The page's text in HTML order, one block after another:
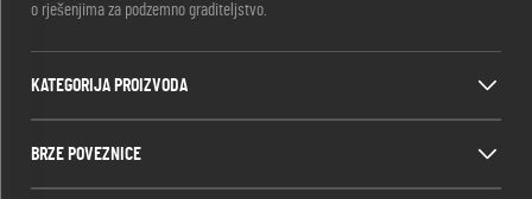
o rješenjima za podzemno graditeljstvo.
KATEGORIJA PROIZVODA
BRZE POVEZNICE